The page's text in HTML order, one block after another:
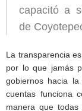
capacitó a
de
La transparencia
por lo que jamás
gobiernos hacia
cuentas funciona
manera que